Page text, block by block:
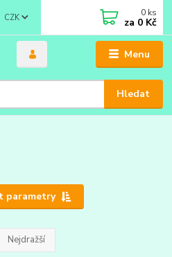
Menu
CZK
Hledat
0 ks
za 0 Kč
parametry
Nejdražší